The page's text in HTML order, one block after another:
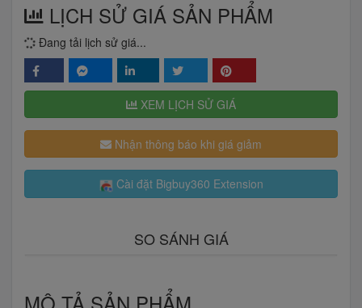
LỊCH SỬ GIÁ SẢN PHẨM
Đang tải lịch sử giá...
XEM LỊCH SỬ GIÁ
Nhận thông báo khi giá giảm
Cài đặt Bigbuy360 Extension
SO SÁNH GIÁ